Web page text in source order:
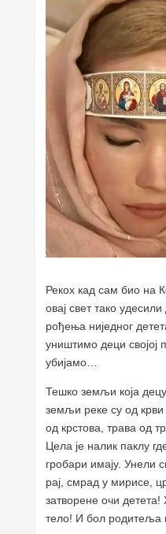
Рекох кад сам био на
овај свет тако
рођења ниједног
уништимо деци својој
убијамо…
Тешко земљи која
земљи реке су од
од крстова, трава од
Цела је налик паклу
гробари имају. Унели
рај, смрад у мирисе,
затворене очи
тело! И бол родитеља